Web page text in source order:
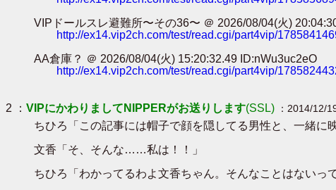
VIPドールスレ避難所〜その36〜 ＠ 2026/08/04(火)
http://ex14.vip2ch.com/test/read.cgi/part4vip/
AA倉庫？ ＠ 2026/08/04(火) 15:20:32.49 ID:nWu3uc2eO
http://ex14.vip2ch.com/test/read.cgi/part4vip/
2 ： VIPにかわりましてNIPPERがお送りします(SSL) ：2014/12/
ちひろ「この記事には帽子で顔を隠してる男性と、一緒
文香「そ、そんな……私は！！」
ちひろ「わかってるわよ文香ちゃん。そんなことはないって